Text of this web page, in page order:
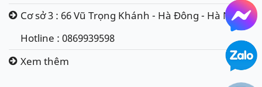
Cơ sở 3 : 66 Vũ Trọng Khánh - Hà Đông - Hà Nội
Hotline : 0869939598
Xem thêm